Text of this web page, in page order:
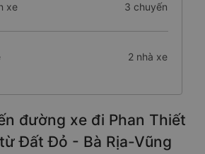
xe 3 chuyến
2 nhà xe
đường xe đi Phan Thiết
Đất Đỏ - Bà Rịa-Vũng